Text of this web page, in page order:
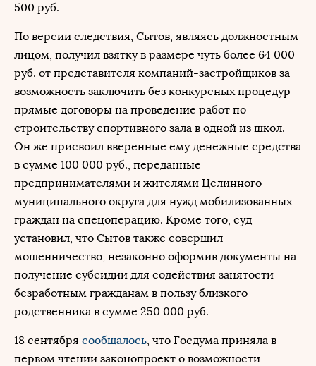
500 руб.
По версии следствия, Сытов, являясь должностным
лицом, получил взятку в размере чуть более 64 000
руб. от представителя компаний-застройщиков за
возможность заключить без конкурсных процедур
прямые договоры на проведение работ по
строительству спортивного зала в одной из школ.
Он же присвоил вверенные ему денежные средства
в сумме 100 000 руб., переданные
предпринимателями и жителями Целинного
муниципального округа для нужд мобилизованных
граждан на спецоперацию. Кроме того, суд
установил, что Сытов также совершил
мошенничество, незаконно оформив документы на
получение субсидии для содействия занятости
безработным гражданам в пользу близкого
родственника в сумме 250 000 руб.
18 сентября сообщалось, что Госдума приняла в
первом чтении законопроект о возможности